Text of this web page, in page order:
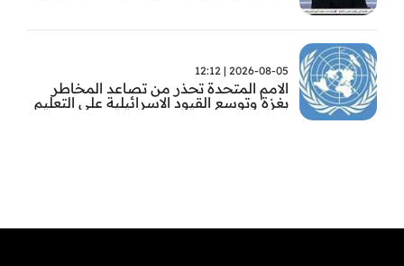
2026-08-05 | 12:12
الامم المتحدة تحذر من تصاعد المخاطر
بغزة وتوسع القيود الاسرائيلية على التعليم